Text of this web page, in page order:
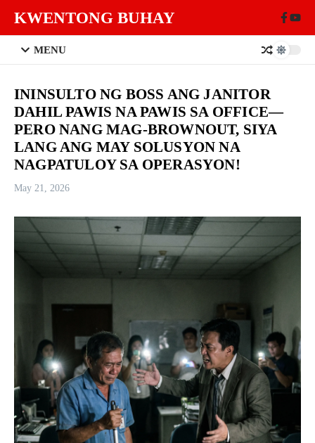
KWENTONG BUHAY
MENU
ININSULTO NG BOSS ANG JANITOR
DAHIL PAWIS NA PAWIS SA OFFICE—
PERO NANG MAG-BROWNOUT, SIYA
LANG ANG MAY SOLUSYON NA
NAGPATULOY SA OPERASYON!
May 21, 2026